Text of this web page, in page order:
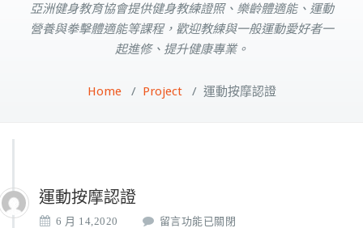
亞洲健身教育協會提供健身教練證照、樂齡體適能、運動
營養與拳擊體適能等課程，歡迎教練與一般運動愛好者一
起進修、提升健康專業。
Home/ Project/ 運動按摩認證
運動按摩認證
6 月 14,2020
在
留言功能已關閉